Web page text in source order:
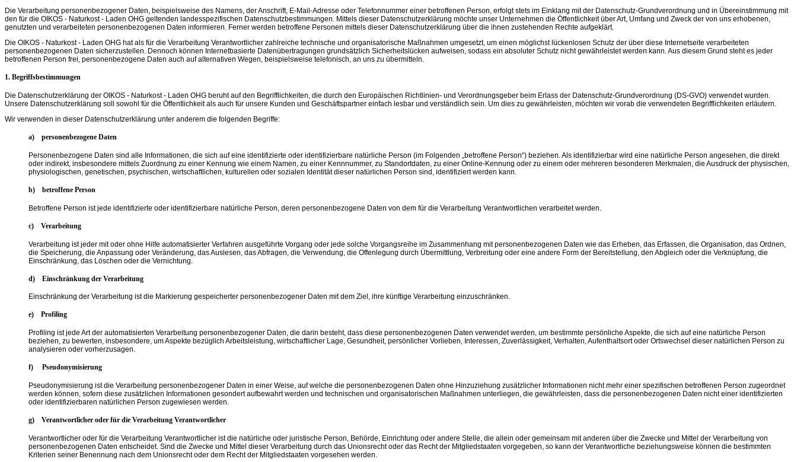
Die Verarbeitung personenbezogener Daten, beispielsweise des Namens, der Anschrift, E-Mail-Adresse oder Telefonnummer einer betroffenen Person, erfolgt stets im Einklang mit der Datenschutz-Grundverordnung und in Übereinstimmung mit
den für die OIKOS - Naturkost - Laden OHG geltenden landesspezifischen Datenschutzbestimmungen. Mittels dieser Datenschutzerklärung möchte unser Unternehmen die Öffentlichkeit über Art, Umfang und Zweck der von uns erhobenen,
genutzten und verarbeiteten personenbezogenen Daten informieren. Ferner werden betroffene Personen mittels dieser Datenschutzerklärung über die ihnen zustehenden Rechte aufgeklärt.
Die OIKOS - Naturkost - Laden OHG hat als für die Verarbeitung Verantwortlicher zahlreiche technische und organisatorische Maßnahmen umgesetzt, um einen möglichst lückenlosen Schutz der über diese Internetseite verarbeiteten
personenbezogenen Daten sicherzustellen. Dennoch können Internetbasierte Datenübertragungen grundsätzlich Sicherheitslücken aufweisen, sodass ein absoluter Schutz nicht gewährleistet werden kann. Aus diesem Grund steht es jeder
betroffenen Person frei, personenbezogene Daten auch auf alternativen Wegen, beispielsweise telefonisch, an uns zu übermitteln.
1. Begriffsbestimmungen
Die Datenschutzerklärung der OIKOS - Naturkost - Laden OHG beruht auf den Begrifflichkeiten, die durch den Europäischen Richtlinien- und Verordnungsgeber beim Erlass der Datenschutz-Grundverordnung (DS-GVO) verwendet wurden.
Unsere Datenschutzerklärung soll sowohl für die Öffentlichkeit als auch für unsere Kunden und Geschäftspartner einfach lesbar und verständlich sein. Um dies zu gewährleisten, möchten wir vorab die verwendeten Begrifflichkeiten erläutern.
Wir verwenden in dieser Datenschutzerklärung unter anderem die folgenden Begriffe:
a) personenbezogene Daten
Personenbezogene Daten sind alle Informationen, die sich auf eine identifizierte oder identifizierbare natürliche Person (im Folgenden „betroffene Person“) beziehen. Als identifizierbar wird eine natürliche Person angesehen, die direkt
oder indirekt, insbesondere mittels Zuordnung zu einer Kennung wie einem Namen, zu einer Kennnummer, zu Standortdaten, zu einer Online-Kennung oder zu einem oder mehreren besonderen Merkmalen, die Ausdruck der physischen,
physiologischen, genetischen, psychischen, wirtschaftlichen, kulturellen oder sozialen Identität dieser natürlichen Person sind, identifiziert werden kann.
b) betroffene Person
Betroffene Person ist jede identifizierte oder identifizierbare natürliche Person, deren personenbezogene Daten von dem für die Verarbeitung Verantwortlichen verarbeitet werden.
c) Verarbeitung
Verarbeitung ist jeder mit oder ohne Hilfe automatisierter Verfahren ausgeführte Vorgang oder jede solche Vorgangsreihe im Zusammenhang mit personenbezogenen Daten wie das Erheben, das Erfassen, die Organisation, das Ordnen,
die Speicherung, die Anpassung oder Veränderung, das Auslesen, das Abfragen, die Verwendung, die Offenlegung durch Übermittlung, Verbreitung oder eine andere Form der Bereitstellung, den Abgleich oder die Verknüpfung, die
Einschränkung, das Löschen oder die Vernichtung.
d) Einschränkung der Verarbeitung
Einschränkung der Verarbeitung ist die Markierung gespeicherter personenbezogener Daten mit dem Ziel, ihre künftige Verarbeitung einzuschränken.
e) Profiling
Profiling ist jede Art der automatisierten Verarbeitung personenbezogener Daten, die darin besteht, dass diese personenbezogenen Daten verwendet werden, um bestimmte persönliche Aspekte, die sich auf eine natürliche Person
beziehen, zu bewerten, insbesondere, um Aspekte bezüglich Arbeitsleistung, wirtschaftlicher Lage, Gesundheit, persönlicher Vorlieben, Interessen, Zuverlässigkeit, Verhalten, Aufenthaltsort oder Ortswechsel dieser natürlichen Person zu
analysieren oder vorherzusagen.
f) Pseudonymisierung
Pseudonymisierung ist die Verarbeitung personenbezogener Daten in einer Weise, auf welche die personenbezogenen Daten ohne Hinzuziehung zusätzlicher Informationen nicht mehr einer spezifischen betroffenen Person zugeordnet
werden können, sofern diese zusätzlichen Informationen gesondert aufbewahrt werden und technischen und organisatorischen Maßnahmen unterliegen, die gewährleisten, dass die personenbezogenen Daten nicht einer identifizierten
oder identifizierbaren natürlichen Person zugewiesen werden.
g) Verantwortlicher oder für die Verarbeitung Verantwortlicher
Verantwortlicher oder für die Verarbeitung Verantwortlicher ist die natürliche oder juristische Person, Behörde, Einrichtung oder andere Stelle, die allein oder gemeinsam mit anderen über die Zwecke und Mittel der Verarbeitung von
personenbezogenen Daten entscheidet. Sind die Zwecke und Mittel dieser Verarbeitung durch das Unionsrecht oder das Recht der Mitgliedstaaten vorgegeben, so kann der Verantwortliche beziehungsweise können die bestimmten
Kriterien seiner Benennung nach dem Unionsrecht oder dem Recht der Mitgliedstaaten vorgesehen werden.